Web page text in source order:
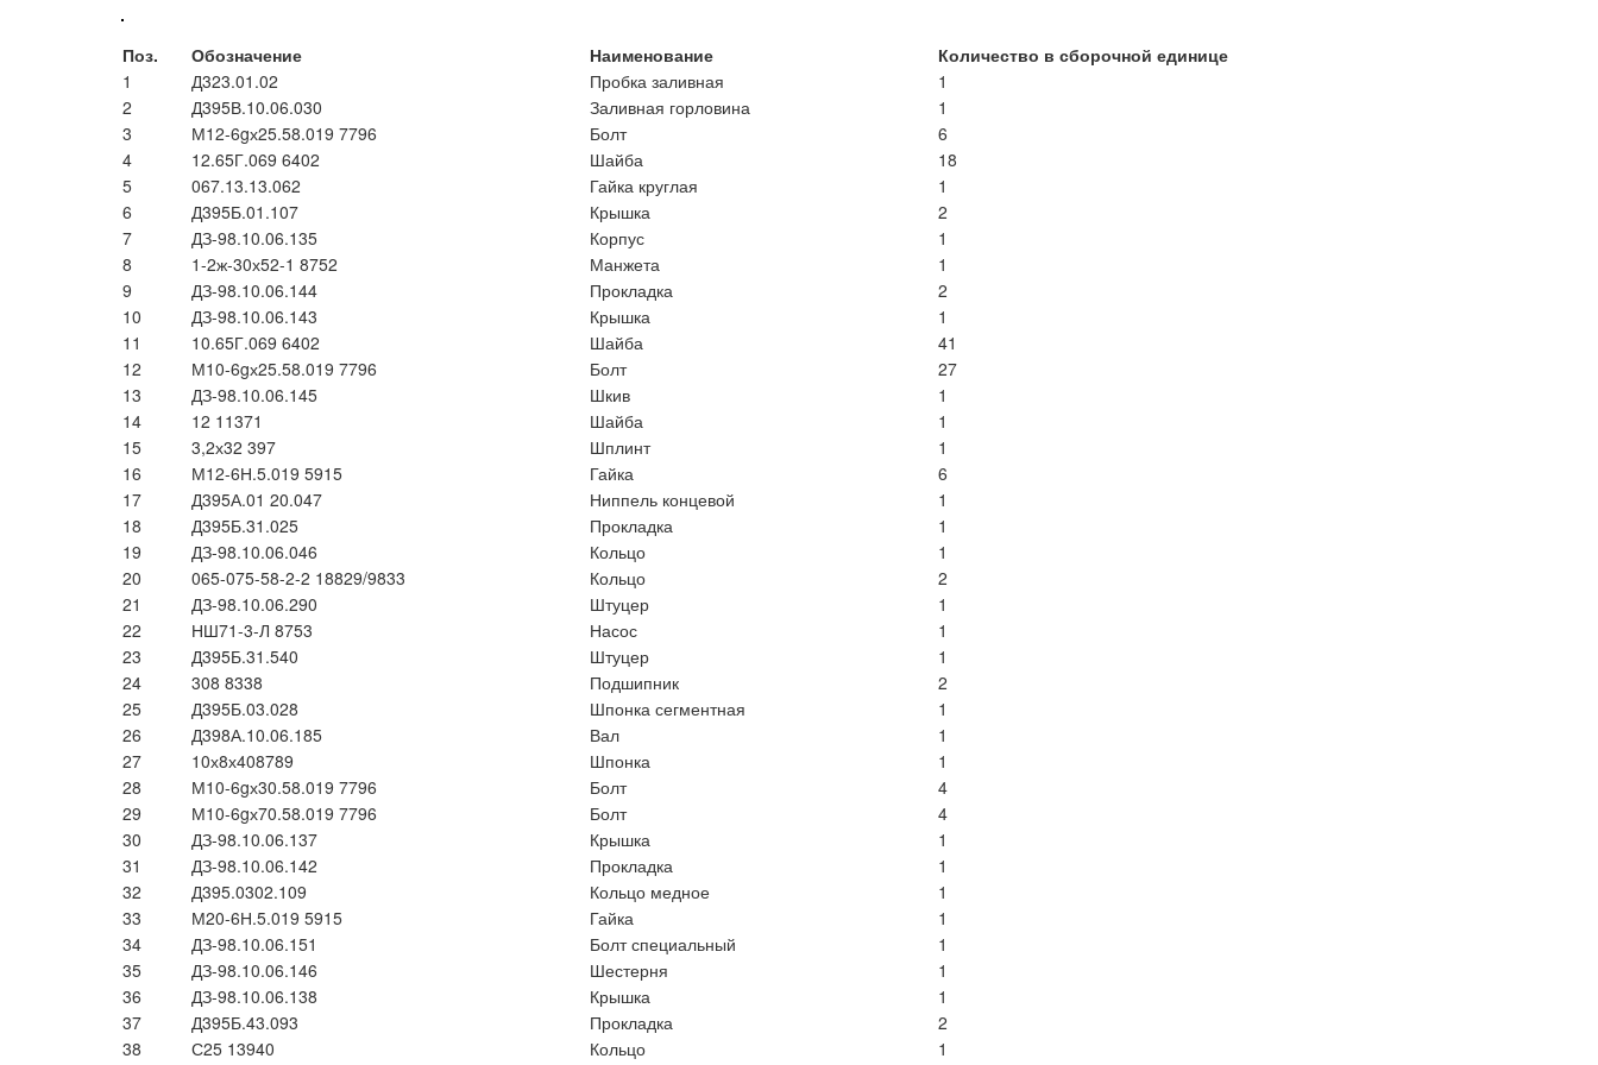
Поз. Обозначение Наименование
Количество в сборочной единице
1
Д323.01.02 Пробка заливная
1
2
Д395В.10.06.030 Заливная горловина
1
3
М12-6gх25.58.019 7796 Болт
6
4
12.65Г.069 6402 Шайба
18
5
067.13.13.062 Гайка круглая
1
6
Д395Б.01.107 Крышка
2
7
ДЗ-98.10.06.135 Корпус
1
8
1-2ж-30х52-1 8752 Манжета
1
9
ДЗ-98.10.06.144 Прокладка
2
10
ДЗ-98.10.06.143 Крышка
1
11
10.65Г.069 6402 Шайба
41
12
М10-6gх25.58.019 7796 Болт
27
13
ДЗ-98.10.06.145 Шкив
1
14
12 11371 Шайба
1
15
3,2х32 397 Шплинт
1
16
М12-6Н.5.019 5915 Гайка
6
17
Д395А.01 20.047 Ниппель концевой
1
18
Д395Б.31.025 Прокладка
1
19
ДЗ-98.10.06.046 Кольцо
1
20
065-075-58-2-2 18829/9833 Кольцо
2
21
ДЗ-98.10.06.290 Штуцер
1
22
НШ71-3-Л 8753 Насос
1
23
Д395Б.31.540 Штуцер
1
24
308 8338 Подшипник
2
25
Д395Б.03.028 Шпонка сегментная
1
26
Д398А.10.06.185 Вал
1
27
10х8х408789 Шпонка
1
28
М10-6gх30.58.019 7796 Болт
4
29
М10-6gх70.58.019 7796 Болт
4
30
ДЗ-98.10.06.137 Крышка
1
31
ДЗ-98.10.06.142 Прокладка
1
32
Д395.0302.109 Кольцо медное
1
33
М20-6Н.5.019 5915 Гайка
1
34
ДЗ-98.10.06.151 Болт специальный
1
35
ДЗ-98.10.06.146 Шестерня
1
36
ДЗ-98.10.06.138 Крышка
1
37
Д395Б.43.093 Прокладка
2
38
С25 13940 Кольцо
1